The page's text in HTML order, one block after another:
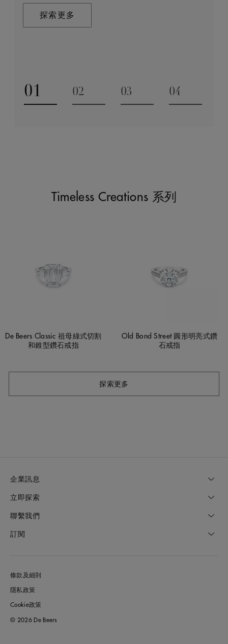
探索更多
在這趟追尋極致瑰寶的旅程，對完美的追求與卓越的專
探索更多
聯絡我們
01
Go to slide 1
02
03
04
Timeless Creations 系列
De Beers Classic 祖母綠式切割
和錐型鑽石戒指
Old Bond Street 圓形明亮式鑽
石戒指
探索更多
企業訊息
立即探索
聯繫我們
訂閱
條款及細則
隱私政策
Cookie政策
© 2026 De Beers